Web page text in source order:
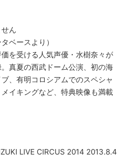
ん
ベースより）
を受ける人気声優・水樹奈々が
真夏の西武ドーム公演、初の海
、有明コロシアムでのスペシャ
イキングなど、特典映像も満載
LIVE CIRCUS 2014 2013.8.4